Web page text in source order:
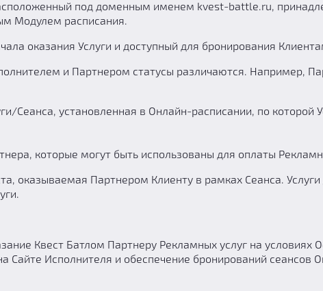
под доменным именем kvest-battle.ru,
Модулем расписания.
оказания Услуги и доступный для бронирования
и Партнером статусы различаются. Например,
Сеанса, установленная в Онлайн-расписании, по которой
которые могут быть использованы для оплаты
оказываемая Партнером Клиенту в рамках Сеанса.
Квест Батлом Партнеру Рекламных услуг на
Исполнителя и обеспечение бронирований сеансов